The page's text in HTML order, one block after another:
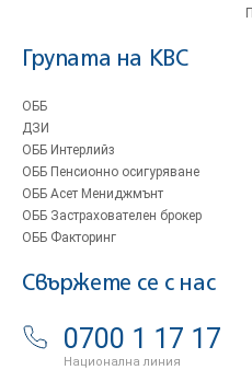
Групата на KBC
ОББ
ДЗИ
ОББ Интерлийз
ОББ Пенсионно осигуряване
ОББ Асет Мениджмънт
ОББ Застрахователен брокер
ОББ Факторинг
Свържете се с нас
0700 1 17 17
Национална линия